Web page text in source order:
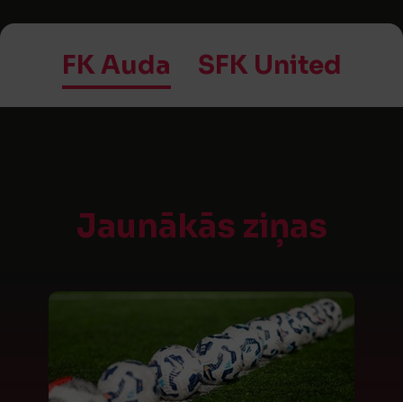
FK Auda SFK United
Jaunākās ziņas